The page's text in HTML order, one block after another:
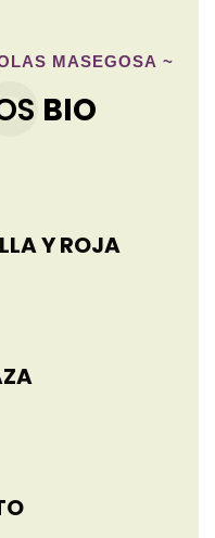
MASEGOSA ~
BIO
Y ROJA